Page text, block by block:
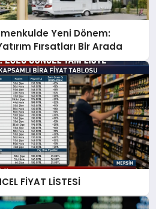
Yeni Dönem:
Fırsatları Bir Arada
FİYAT LİSTESİ